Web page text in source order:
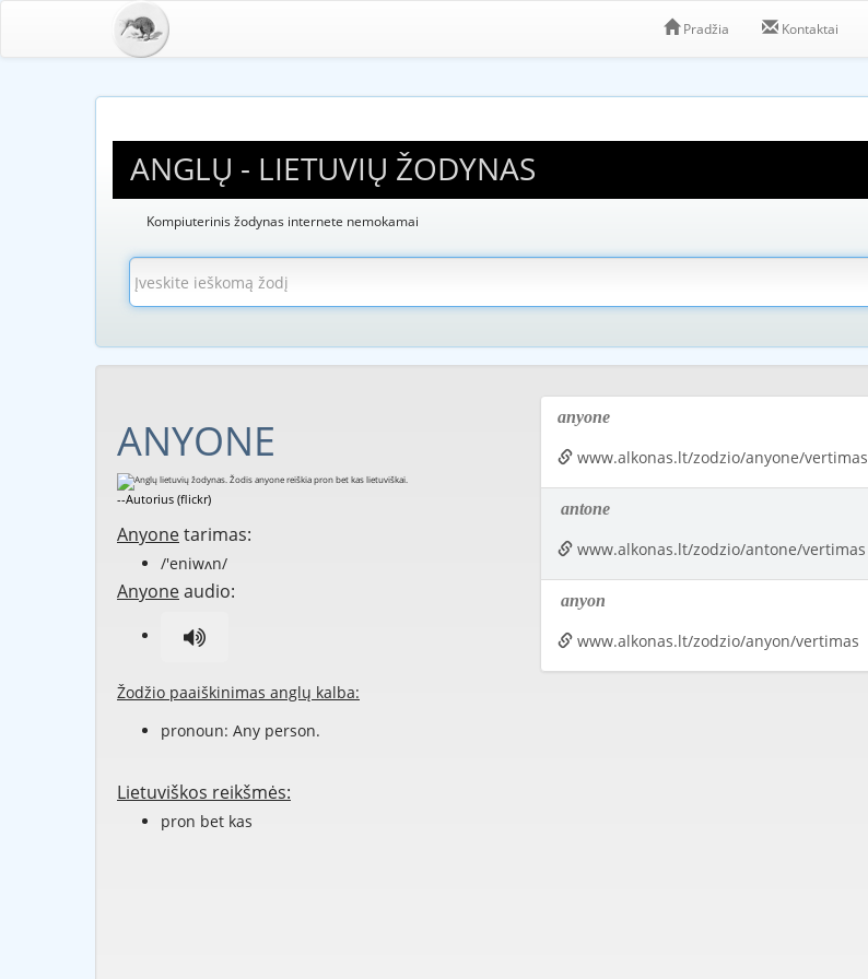
Pradžia Kontaktai
ANGLŲ - LIETUVIŲ ŽODYNAS
Kompiuterinis žodynas internete nemokamai
ANYONE
--Autorius (flickr)
Anyonetarimas:
/'eniwʌn/
Anyoneaudio:
Žodžio paaiškinimas anglų kalba:
pronoun: Any person.
Lietuviškos reikšmės:
pron bet kas
anyone
www.alkonas.lt/zodzio/anyone/vertimas
antone
www.alkonas.lt/zodzio/antone/vertimas
anyon
www.alkonas.lt/zodzio/anyon/vertimas